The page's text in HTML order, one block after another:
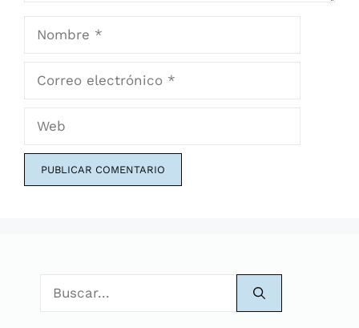
Nombre